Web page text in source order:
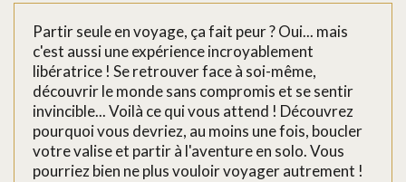
Partir seule en voyage, ça fait peur ? Oui... mais
c'est aussi une expérience incroyablement
libératrice ! Se retrouver face à soi-même,
découvrir le monde sans compromis et se sentir
invincible... Voilà ce qui vous attend ! Découvrez
pourquoi vous devriez, au moins une fois, boucler
votre valise et partir à l'aventure en solo. Vous
pourriez bien ne plus vouloir voyager autrement !